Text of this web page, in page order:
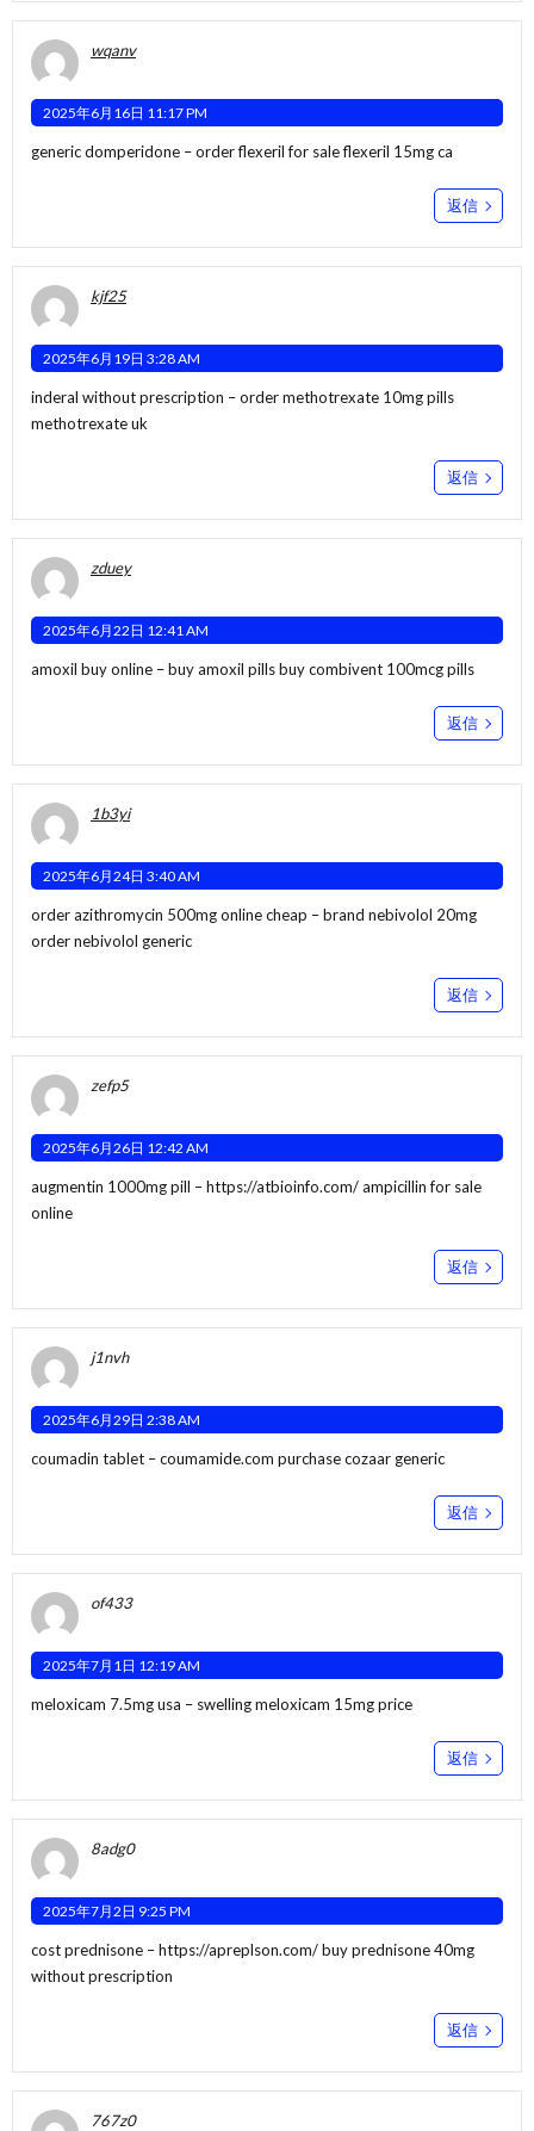
wqanv
2025年6月16日 11:17 PM
generic domperidone –order flexeril for saleflexeril 15mg ca
返信
kjf25
2025年6月19日 3:28 AM
inderal without prescription –order methotrexate 10mg pills
methotrexate uk
返信
zduey
2025年6月22日 12:41 AM
amoxil buy online –buy amoxil pillsbuy combivent 100mcg pills
返信
1b3yi
2025年6月24日 3:40 AM
order azithromycin 500mg online cheap –brand nebivolol 20mg
order nebivolol generic
返信
zefp5
2025年6月26日 12:42 AM
augmentin 1000mg pill –https://atbioinfo.com/ampicillin for sale
online
返信
j1nvh
2025年6月29日 2:38 AM
coumadin tablet –coumamide.com purchase cozaar generic
返信
of433
2025年7月1日 12:19 AM
meloxicam 7.5mg usa – swellingmeloxicam 15mg price
返信
8adg0
2025年7月2日 9:25 PM
cost prednisone –https://apreplson.com/buy prednisone 40mg
without prescription
返信
767z0